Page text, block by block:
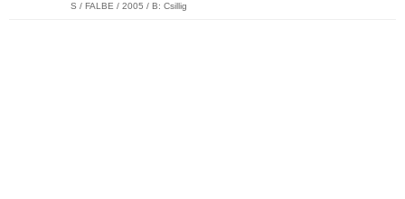
S / FALBE / 2005 / B: Csillig